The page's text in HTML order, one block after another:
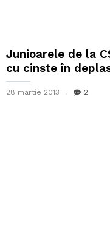
Junioarele de la
cu cinste în
28 martie 2013 2